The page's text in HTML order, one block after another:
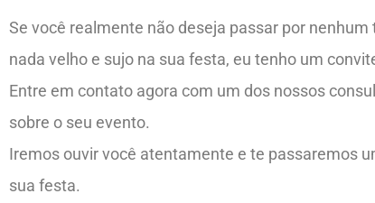
Se você realmente não deseja passar por
nada velho e sujo na sua festa, eu tenho um
Entre em contato agora com um dos nossos
sobre o seu evento.
Iremos ouvir você atentamente e te passaremos
sua festa.